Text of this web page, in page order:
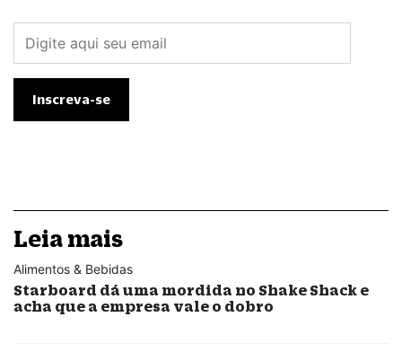
Leia mais
Alimentos & Bebidas
Starboard dá uma mordida no Shake Shack e
acha que a empresa vale o dobro